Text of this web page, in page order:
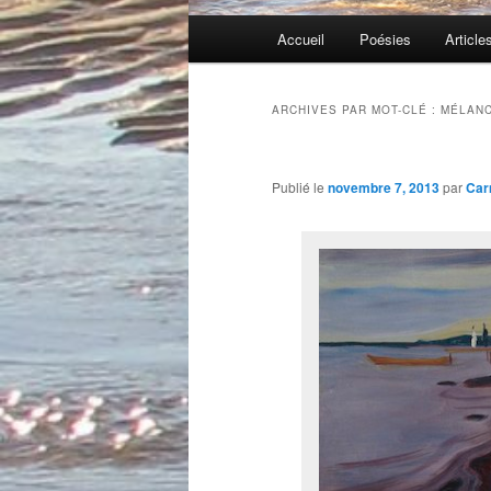
Accueil Poésies Articles
ARCHIVES PAR MOT-CLÉ :
Publié le novembre 7, 2013par